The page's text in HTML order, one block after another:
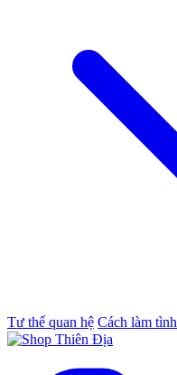
Tư thế quan hệ Cách làm tình